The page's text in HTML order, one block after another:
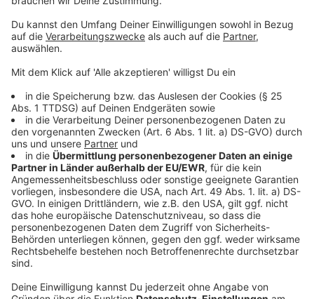
Anzeige
Flächen der Thyssenkrupp Steel. Die
Grunderwerbsverhandlungen dazu laufen zurzeit.
Grundsätzlich wird die Maßnahme durch die TKS
unterstützt. Der Verkauf der Grundstücke wurde in
Aussicht gestellt. Im weiteren Verlauf sind Flächen
des Landesbetriebs Straßen betroffen. Hier ist die
Bereitschaft vorhanden, die Flächen unentgeltlich zur
Verfügung zu stellen. Die Kosten für das Projekt,
einschließlich der Grunderwerbs- und Planungskosten,
belaufen sich nach aktueller Schätzung auf ca. 3
„Förderrichtlinie Nahmobilität“ bzw. das